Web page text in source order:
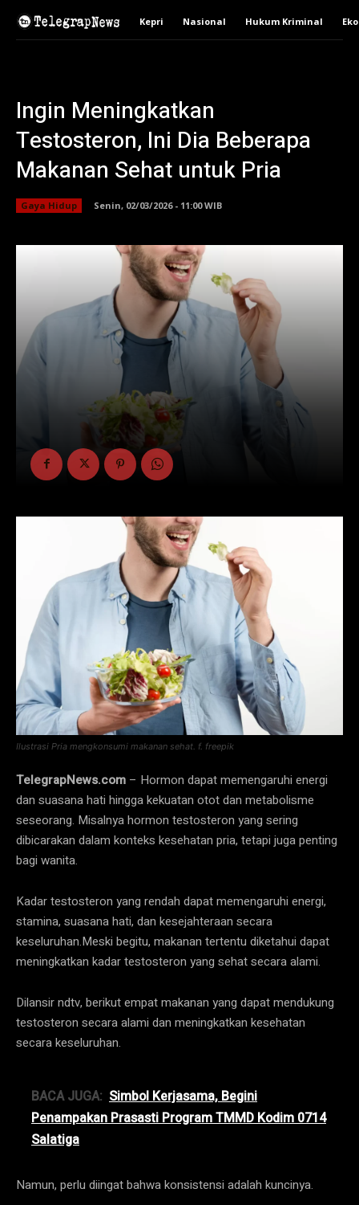
Kepri Nasional Hukum Kriminal
Ingin Meningkatkan
Testosteron, Ini Dia Beberapa
Makanan Sehat untuk Pria
Gaya Hidup Senin, 02/03/2026 - 11:00 WIB
Ilustrasi Pria mengkonsumi makanan sehat. f. freepik
TelegrapNews.com – Hormon dapat memengaruhi energi
dan suasana hati hingga kekuatan otot dan metabolisme
seseorang. Misalnya hormon testosteron yang sering
dibicarakan dalam konteks kesehatan pria, tetapi juga penting
bagi wanita.
Kadar testosteron yang rendah dapat memengaruhi energi,
stamina, suasana hati, dan kesejahteraan secara
keseluruhan.Meski begitu, makanan tertentu diketahui dapat
meningkatkan kadar testosteron yang sehat secara alami.
Dilansir ndtv, berikut empat makanan yang dapat mendukung
testosteron secara alami dan meningkatkan kesehatan
secara keseluruhan.
BACA JUGA: Simbol Kerjasama, Begini
Penampakan Prasasti Program TMMD Kodim 0714
Salatiga
Namun, perlu diingat bahwa konsistensi adalah kuncinya.